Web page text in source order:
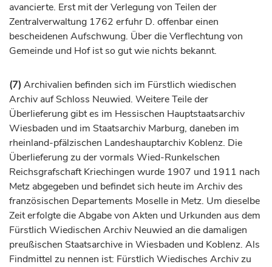
avancierte. Erst mit der Verlegung von Teilen der
Zentralverwaltung 1762 erfuhr D. offenbar einen
bescheidenen Aufschwung. Über die Verflechtung von
Gemeinde und Hof ist so gut wie nichts bekannt.
(7) Archivalien befinden sich im Fürstlich wiedischen
Archiv auf Schloss Neuwied. Weitere Teile der
Überlieferung gibt es im Hessischen Hauptstaatsarchiv
Wiesbaden und im Staatsarchiv Marburg, daneben im
rheinland-pfälzischen Landeshauptarchiv Koblenz. Die
Überlieferung zu der vormals Wied-Runkelschen
Reichsgrafschaft Kriechingen wurde 1907 und 1911 nach
Metz abgegeben und befindet sich heute im Archiv des
französischen Departements Moselle in Metz. Um dieselbe
Zeit erfolgte die Abgabe von Akten und Urkunden aus dem
Fürstlich Wiedischen Archiv Neuwied an die damaligen
preußischen Staatsarchive in Wiesbaden und Koblenz. Als
Findmittel zu nennen ist: Fürstlich Wiedisches Archiv zu